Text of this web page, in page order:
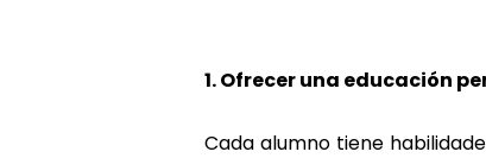
1. Ofrecer una educación
Cada alumno tiene